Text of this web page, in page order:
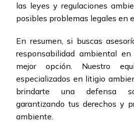
las leyes y regulaciones
posibles problemas legales en
En resumen, si buscas
responsabilidad ambiental
mejor opción. Nuestro
especializados en litigio
brindarte una defensa
garantizando tus derechos y
ambiente.